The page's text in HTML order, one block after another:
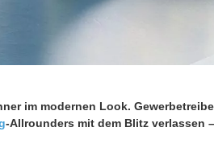
im modernen Look.
-Allrounders mit dem Blitz verlassen